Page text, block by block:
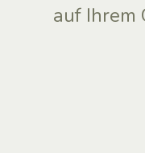
auf Ihrem